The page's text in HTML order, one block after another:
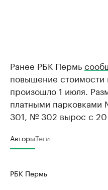
Ранее РБК Пермь
повышение стоимости
произошло 1 июля.
платными
301, № 302 вырос с 20
АвторыТеги
РБК Пермь